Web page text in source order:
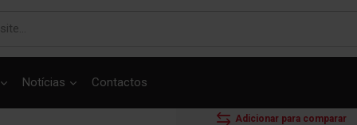
Notícias Contactos
Mostrar o produto em 3D
Adicionar para comparar